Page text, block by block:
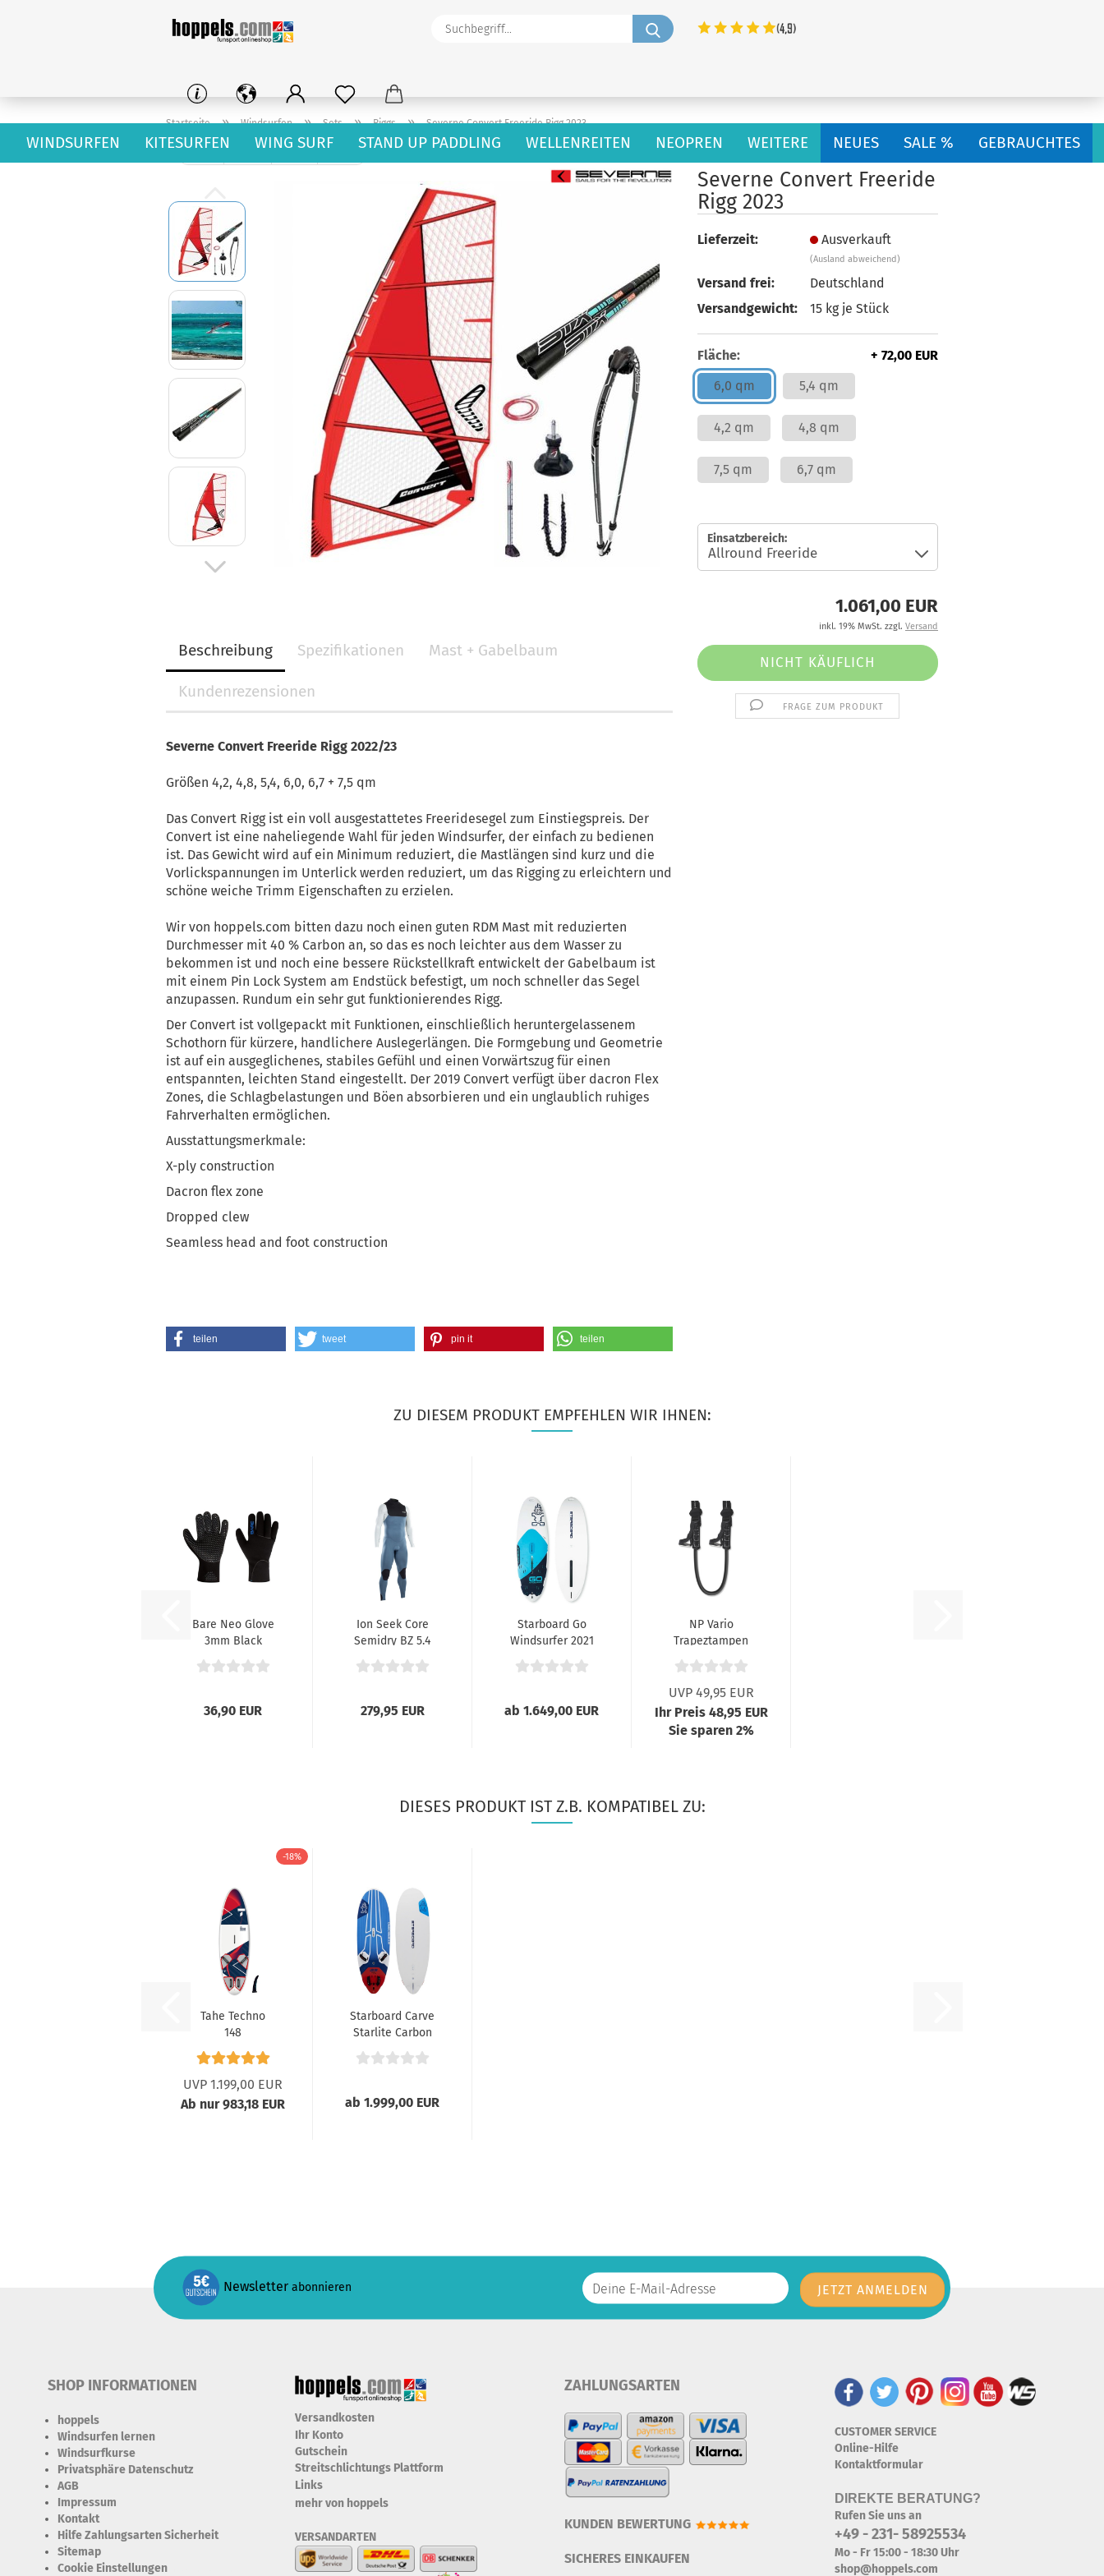
Suchbegriff...
WINDSURFEN KITESURFEN WING SURF STAND UP PADDLING WELLENREITEN NEOPREN NEUES SALE % GEBRAUCHTES
WEITERE
Startseite » Windsurfen » Sets » Riggs » Severne Convert Freeride Rigg 2023
Severne Convert Freeride
Rigg 2023
Lieferzeit: Ausverkauft
(Ausland abweichend)
Versand frei:
Deutschland
Versandgewicht:
15kg je Stück
Fläche:
+ 72,00 EUR
6,0 qm
5,4 qm
4,2 qm 4,8 qm
7,5 qm 6,7 qm
Einsatzbereich:
1.061,00 EUR
inkl. 19% MwSt. zzgl. Versand
FRAGE ZUM PRODUKT
Beschreibung Spezifikationen Mast + Gabelbaum
Kundenrezensionen
Severne Convert Freeride Rigg 2022/23
Größen 4,2, 4,8, 5,4, 6,0, 6,7 + 7,5 qm
Das Convert Rigg ist ein voll ausgestattetes Freeridesegel zum Einstiegspreis. Der
Convert ist eine naheliegende Wahl für jeden Windsurfer, der einfach zu bedienen
ist. Das Gewicht wird auf ein Minimum reduziert, die Mastlängen sind kurz und die
Vorlickspannungen im Unterlick werden reduziert, um das Rigging zu erleichtern und
schöne weiche Trimm Eigenschaften zu erzielen.
Wir von hoppels.com bitten dazu noch einen guten RDM Mast mit reduzierten
Durchmesser mit 40 % Carbon an, so das es noch leichter aus dem Wasser zu
bekommen ist und noch eine bessere Rückstellkraft entwickelt der Gabelbaum ist
mit einem Pin Lock System am Endstück befestigt, um noch schneller das Segel
anzupassen. Rundum ein sehr gut funktionierendes Rigg.
Der Convert ist vollgepackt mit Funktionen, einschließlich heruntergelassenem
Schothorn für kürzere, handlichere Auslegerlängen. Die Formgebung und Geometrie
ist auf ein ausgeglichenes, stabiles Gefühl und einen Vorwärtszug für einen
entspannten, leichten Stand eingestellt. Der 2019 Convert verfügt über dacron Flex
Zones, die Schlagbelastungen und Böen absorbieren und ein unglaublich ruhiges
Fahrverhalten ermöglichen.
Ausstattungsmerkmale:
X-ply construction
Dacron flex zone
Dropped clew
Seamless head and foot construction
teilen tweet pin it teilen
ZU DIESEM PRODUKT EMPFEHLEN WIR IHNEN:
Bare Neo Glove
3mm Black
36,90 EUR
Ion Seek Core
Semidry BZ 5.4
DL SteelBlue...
279,95 EUR
Starboard Go
Windsurfer 2021
ab 1.649,00 EUR
NP Vario
Trapeztampen
Schwarz
UVP 49,95 EUR
Ihr Preis 48,95 EUR
Sie sparen 2%
DIESES PRODUKT IST Z.B. KOMPATIBEL ZU:
-18%
Tahe Techno
148
UVP 1.199,00 EUR
Ab nur 983,18 EUR
Starboard Carve
Starlite Carbon
Board 025...
ab 1.999,00 EUR
Newsletter abonnieren
SHOP INFORMATIONEN
hoppels
Windsurfen lernen
Windsurfkurse
Privatsphäre Datenschutz
AGB
Impressum
Kontakt
Hilfe Zahlungsarten Sicherheit
Sitemap
Cookie Einstellungen
Versandkosten
Ihr Konto
Gutschein
Streitschlichtungs Plattform
Links
mehr von hoppels
VERSANDARTEN
ZAHLUNGSARTEN
KUNDEN BEWERTUNG
SICHERES EINKAUFEN
CUSTOMER SERVICE
Online-Hilfe
Kontaktformular
DIREKTE BERATUNG?
Rufen Sie uns an
+49 - 231- 58925534
Mo - Fr 15:00 - 18:30 Uhr
shop@hoppels.com